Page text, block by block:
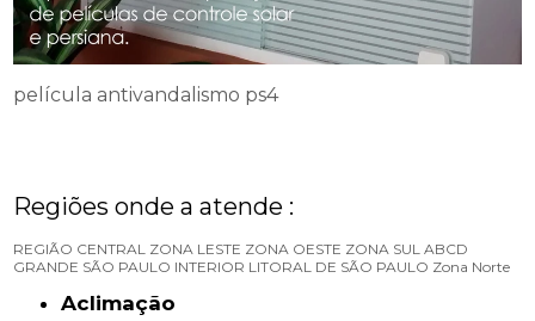
película antivandalismo ps4
Regiões onde a atende :
REGIÃO CENTRAL ZONA LESTE ZONA OESTE ZONA SUL ABCD
GRANDE SÃO PAULO INTERIOR LITORAL DE SÃO PAULO Zona Norte
Aclimação